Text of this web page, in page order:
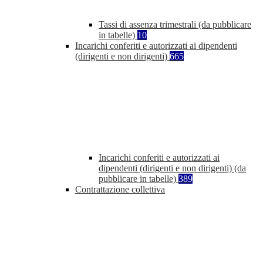
Tassi di assenza trimestrali (da pubblicare
in tabelle) 10
Incarichi conferiti e autorizzati ai dipendenti
(dirigenti e non dirigenti) 665
Incarichi conferiti e autorizzati ai
dipendenti (dirigenti e non dirigenti) (da
pubblicare in tabelle) 389
Contrattazione collettiva